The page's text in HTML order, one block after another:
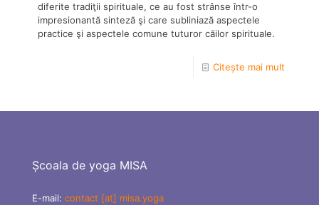
diferite tradiţii spirituale, ce au fost strânse într-o
impresionantă sinteză şi care subliniază aspectele
practice şi aspectele comune tuturor căilor spirituale.
Citește mai mult
Școala de yoga MISA
E-mail: contact [at] misa.yoga